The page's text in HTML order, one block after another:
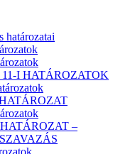
határozatai
I HATÁROZATOK
–